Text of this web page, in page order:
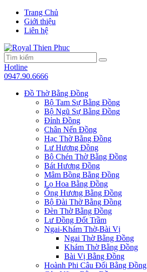
Trang Chủ
Giới thiệu
Liên hệ
Hotline
0947.90.6666
Đồ Thờ Bằng Đồng
Bộ Tam Sự Bằng Đồng
Bộ Ngũ Sự Bằng Đồng
Đỉnh Đồng
Chân Nến Đồng
Hạc Thờ Bằng Đồng
Lư Hương Đồng
Bộ Chén Thờ Bằng Đồng
Bát Hương Đồng
Mâm Bồng Bằng Đồng
Lọ Hoa Bằng Đồng
Ống Hương Bằng Đồng
Bộ Đài Thờ Bằng Đồng
Đèn Thờ Bằng Đồng
Lư Đồng Đốt Trầm
Ngai-Khám Thờ-Bài Vị
Ngai Thờ Bằng Đồng
Khám Thờ Bằng Đồng
Bài Vị Bằng Đồng
Hoành Phi Câu Đối Bằng Đồng